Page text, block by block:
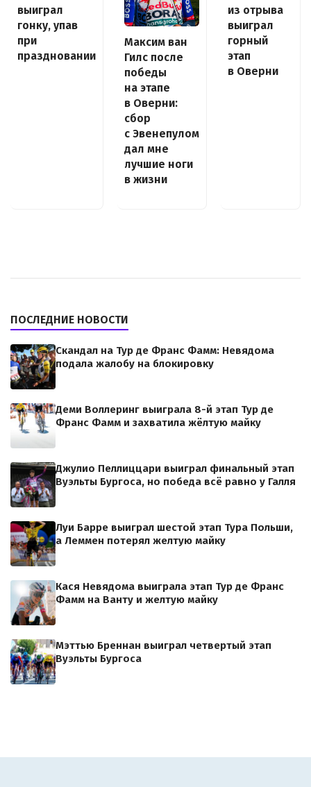
выиграл
гонку, упав
при
праздновании
Максим ван
Гилс после
победы
на этапе
в Оверни:
сбор
с Эвенепулом
дал мне
лучшие ноги
в жизни
из отрыва
выиграл
горный
этап
в Оверни
ПОСЛЕДНИЕ НОВОСТИ
Скандал на Тур де Франс Фамм: Невядома
подала жалобу на блокировку
Деми Воллеринг выиграла 8-й этап Тур де
Франс Фамм и захватила жёлтую майку
Джулио Пеллиццари выиграл финальный этап
Вуэльты Бургоса, но победа всё равно у Галля
Луи Барре выиграл шестой этап Тура Польши,
а Леммен потерял желтую майку
Кася Невядома выиграла этап Тур де Франс
Фамм на Ванту и желтую майку
Мэттью Бреннан выиграл четвертый этап
Вуэльты Бургоса